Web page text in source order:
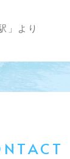
」より